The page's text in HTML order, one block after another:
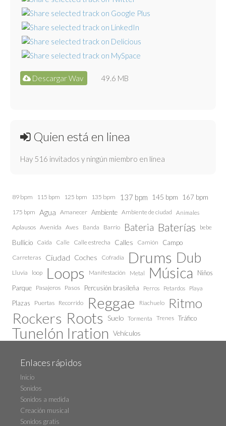
Descargar Wav 49.6 MB
Quien está en linea
Hay 516 invitados y ningún miembro en línea
89 bpm 115 bpm 125 bpm 135 bpm 137 bpm 145 bpm 167 bpm
175 bpm Agua Amanecer Ambiente Ambiente de ciudad Animales
Aplausos Avenida Aves Banda Barrio Bateria Baterías bebe
Bullicio Caida Calle Calle estrecha Calles Camión Campo
Carreteras Ciudad Coches Cofradía Drums Dub
Lluvia loop Loops Manifestación Metal Música
Niños
Parque Pasajeros Pasos Percusión brasileña Perros Petardos Playa
Plazas Puertas Recorrido Reggae Riachuelo Ritmo
Rockers Roots Suelo Tormenta Trenes Tráfico
Tunelón Iration Vehículos
Enlaces rápidos
Inicio
Sonidos
Sonidos a medida
Creación musical
Sonidos gratis